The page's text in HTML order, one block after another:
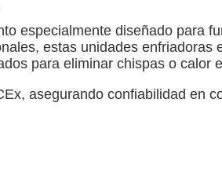
especialmente diseñado para
estas unidades
para eliminar chispas o calor
asegurando confiabilidad en